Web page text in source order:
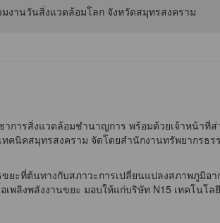
ารสิ่งแวดล้อมชำนาญการ พร้อมด้วยเจ้าหน้าที่
คนิคสมุทรสงคราม จัดโดยสำนักงานทรัพยากร
ะที่ต้นทางกับสภาวะการเปลี่ยนแปลงสภาพภูมิ
พลิงพลังงานขยะ มอบให้แก่บริษัท N15 เทคโนโล